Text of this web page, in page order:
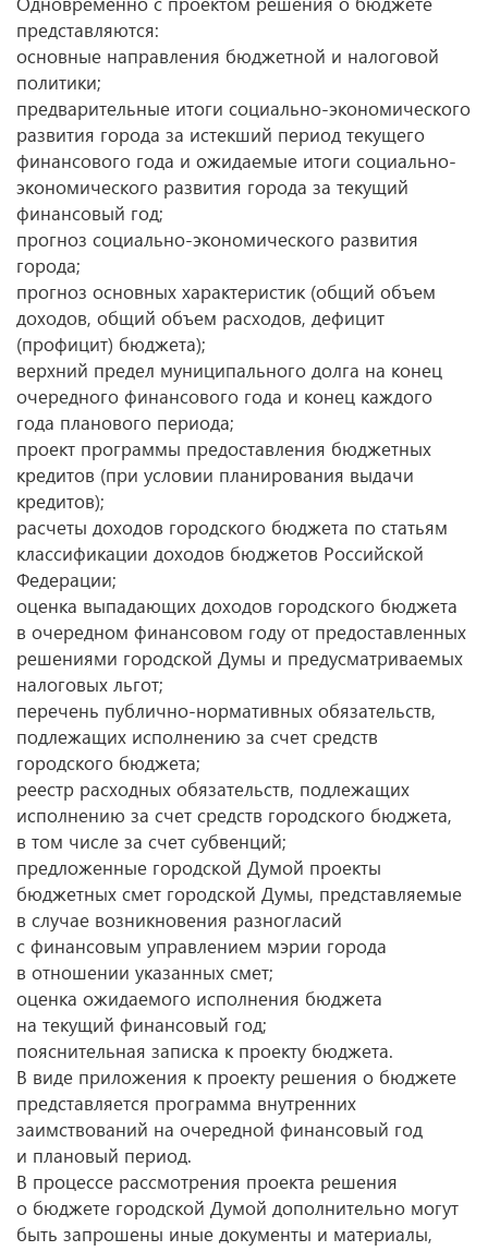
представляются:
основные направления бюджетной и налоговой
политики;
предварительные итоги социально-экономического
развития города за истекший период текущего
финансового года и ожидаемые итоги социально-
экономического развития города за текущий
финансовый год;
прогноз социально-экономического развития
города;
прогноз основных характеристик (общий объем
доходов, общий объем расходов, дефицит
(профицит) бюджета);
верхний предел муниципального долга на конец
очередного финансового года и конец каждого
года планового периода;
проект программы предоставления бюджетных
кредитов (при условии планирования выдачи
кредитов);
расчеты доходов городского бюджета по статьям
классификации доходов бюджетов Российской
Федерации;
оценка выпадающих доходов городского бюджета
в очередном финансовом году от предоставленных
решениями городской Думы и предусматриваемых
налоговых льгот;
перечень публично-нормативных обязательств,
подлежащих исполнению за счет средств
городского бюджета;
реестр расходных обязательств, подлежащих
исполнению за счет средств городского бюджета,
в том числе за счет субвенций;
предложенные городской Думой проекты
бюджетных смет городской Думы, представляемые
в случае возникновения разногласий
с финансовым управлением мэрии города
в отношении указанных смет;
оценка ожидаемого исполнения бюджета
на текущий финансовый год;
пояснительная записка к проекту бюджета.
В виде приложения к проекту решения о бюджете
представляется программа внутренних
заимствований на очередной финансовый год
и плановый период.
В процессе рассмотрения проекта решения
о бюджете городской Думой дополнительно могут
быть запрошены иные документы и материалы,